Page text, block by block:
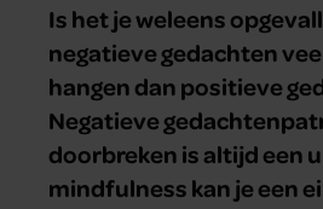
Is het je weleens
negatieve gedachten
hangen dan positieve
Negatieve
doorbreken is altijd een
mindfulness kan je een